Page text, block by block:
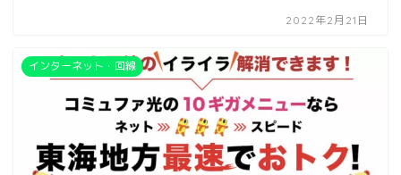
2022年2月21日
インターネット・回線